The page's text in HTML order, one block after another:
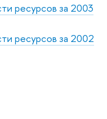
ресурсов за 2003
ресурсов за 2002